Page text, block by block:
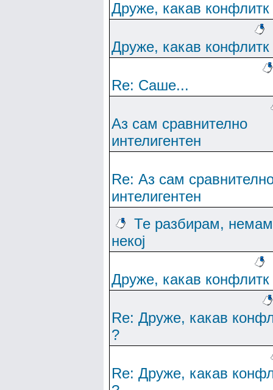
Друже, какав конфлитк
Друже, какав конфлитк
Re: Саше...
Аз сам сравнително
интелигентен
Re: Аз сам
интелигентен
Те разбирам, немам
некој
Друже, какав конфлитк
Re: Друже, какав
?
Re: Друже, какав